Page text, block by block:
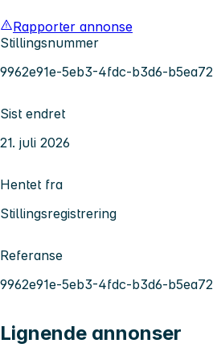
Rapporter annonse
Stillingsnummer
9962e91e-5eb3-4fdc-b3d6-
Sist endret
21. juli 2026
Hentet fra
Stillingsregistrering
Referanse
9962e91e-5eb3-4fdc-b3d6-
Lignende annonser